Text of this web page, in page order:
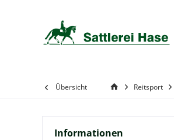
Übersicht Reitsport
Informationen